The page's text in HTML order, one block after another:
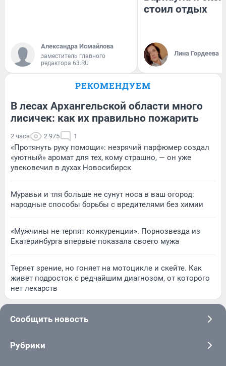
Александра Исмайлова
заместитель главного
редактора 63.RU
стоил отдых
Лина Гордеева
РЕКОМЕНДУЕМ
В лесах Архангельской области много
лисичек: как их правильно пожарить
2 часа 2 975 1
«Протянуть руку помощи»: незрячий парфюмер создал
«уютный» аромат для тех, кому страшно, — он уже
увековечил в духах Новосибирск
Муравьи и тля больше не сунут носа в ваш огород:
народные способы борьбы с вредителями без химии
«Мужчины не терпят конкуренции». Порнозвезда из
Екатеринбурга впервые показала своего мужа
Теряет зрение, но гоняет на мотоцикле и скейте. Как
живет подросток с редчайшим диагнозом, от которого
нет лекарств
Сообщить новость
Рубрики